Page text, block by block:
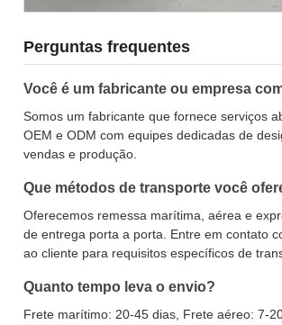
Perguntas frequentes
Você é um fabricante ou empresa
Somos um fabricante que fornece serviços
OEM e ODM com equipes dedicadas de
vendas e produção.
Que métodos de transporte você
Oferecemos remessa marítima, aérea e
de entrega porta a porta. Entre em contato
ao cliente para requisitos específicos de
Quanto tempo leva o envio?
Frete marítimo: 20-45 dias, Frete aéreo: 7-